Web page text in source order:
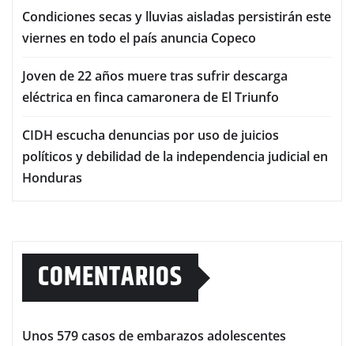
Condiciones secas y lluvias aisladas persistirán este
viernes en todo el país anuncia Copeco
Joven de 22 años muere tras sufrir descarga
eléctrica en finca camaronera de El Triunfo
CIDH escucha denuncias por uso de juicios
políticos y debilidad de la independencia judicial en
Honduras
COMENTARIOS
Unos 579 casos de embarazos adolescentes